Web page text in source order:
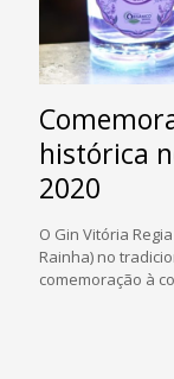
histórica
2020
O Gin Vitória
Rainha) no
comemoração à